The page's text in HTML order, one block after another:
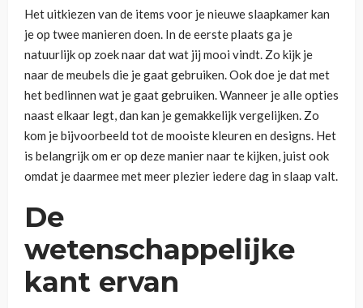
Het uitkiezen van de items voor je nieuwe slaapkamer kan
je op twee manieren doen. In de eerste plaats ga je
natuurlijk op zoek naar dat wat jij mooi vindt. Zo kijk je
naar de meubels die je gaat gebruiken. Ook doe je dat met
het bedlinnen wat je gaat gebruiken. Wanneer je alle opties
naast elkaar legt, dan kan je gemakkelijk vergelijken. Zo
kom je bijvoorbeeld tot de mooiste kleuren en designs. Het
is belangrijk om er op deze manier naar te kijken, juist ook
omdat je daarmee met meer plezier iedere dag in slaap valt.
De
wetenschappelijke
kant ervan